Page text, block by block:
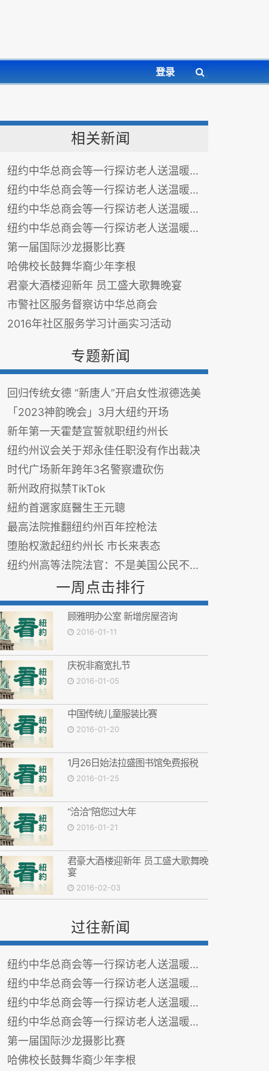
登录
相关新闻
纽约中华总商会等一行探访老人送温暖传爱心之四
纽约中华总商会等一行探访老人送温暖传爱心之三
纽约中华总商会等一行探访老人送温暖传爱心之二
纽约中华总商会等一行探访老人送温暖传爱心之一
第一届国际沙龙摄影比赛
哈佛校长鼓舞华裔少年李根
君豪大酒楼迎新年 员工盛大歌舞晚宴
市警社区服务督察访中华总商会
2016年社区服务学习计画实习活动
专题新闻
回归传统女德 “新唐人”开启女性淑德选美
「2023神韵晚会」3月大纽约开场
新年第一天霍楚宣誓就职纽约州长
纽约州议会关于郑永佳任职没有作出裁决
时代广场新年跨年3名警察遭砍伤
新州政府拟禁TikTok
紐約首選家庭醫生王元聰
最高法院推翻纽约州百年控枪法
堕胎权激起纽约州长 市长来表态
纽约州高等法院法官：不是美国公民不能投票
一周点击排行
顾雅明办公室 新增房屋咨询
2016-01-11
庆祝非裔宽扎节
2016-01-05
中国传统儿童服装比赛
2016-01-20
1月26日始法拉盛图书馆免费报税
2016-01-25
“洽洽”陪您过大年
2016-01-21
君豪大酒楼迎新年 员工盛大歌舞晚
宴
2016-02-03
过往新闻
纽约中华总商会等一行探访老人送温暖传爱心之四
纽约中华总商会等一行探访老人送温暖传爱心之三
纽约中华总商会等一行探访老人送温暖传爱心之二
纽约中华总商会等一行探访老人送温暖传爱心之一
第一届国际沙龙摄影比赛
哈佛校长鼓舞华裔少年李根